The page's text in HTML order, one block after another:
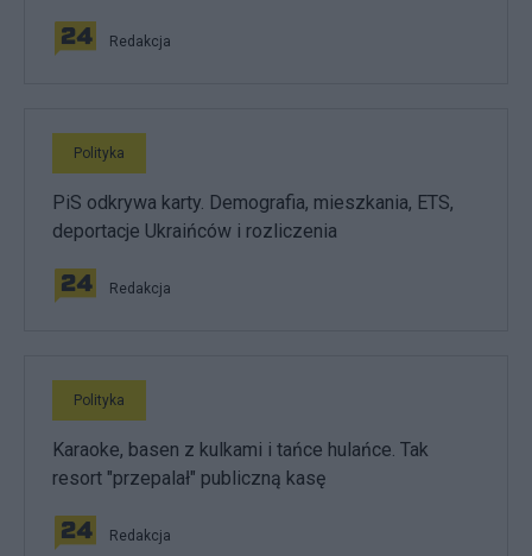
Redakcja
Polityka
PiS odkrywa karty. Demografia, mieszkania, ETS,
deportacje Ukraińców i rozliczenia
Redakcja
Polityka
Karaoke, basen z kulkami i tańce hulańce. Tak
resort "przepalał" publiczną kasę
Redakcja